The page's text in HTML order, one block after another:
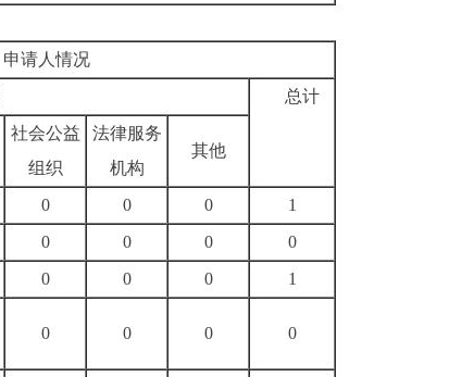
申请人情况
总计
社会公益
组织
法律服务
机构
其他
0 0 0
1
0 0 0
0
0 0 0
1
0 0 0 0